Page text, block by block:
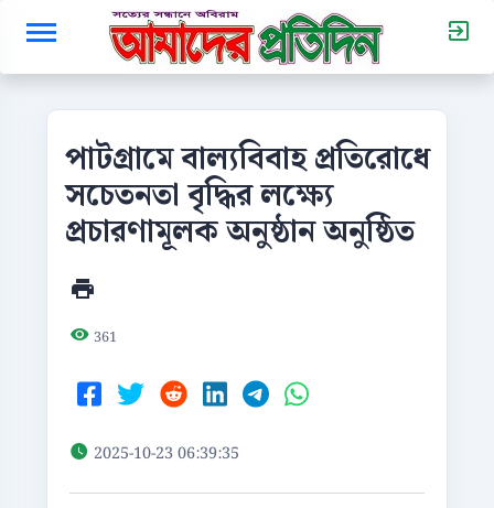
পাটগ্রামে বাল্যবিবাহ প্রতিরোধে
সচেতনতা বৃদ্ধির লক্ষ্যে
প্রচারণামূলক অনুষ্ঠান অনুষ্ঠিত
361
2025-10-23 06:39:35